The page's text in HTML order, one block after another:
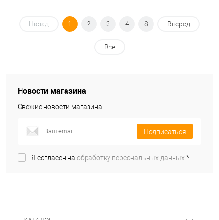
Назад 1 2 3 4 8 Вперед
Все
Новости магазина
Свежие новости магазина
Подписаться
Я согласен на обработку персональных данных.*